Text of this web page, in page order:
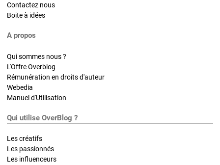
Contactez nous
Boite à idées
A propos
Qui sommes nous ?
L'Offre Overblog
Rémunération en droits d'auteur
Webedia
Manuel d'Utilisation
Qui utilise OverBlog ?
Les créatifs
Les passionnés
Les influenceurs